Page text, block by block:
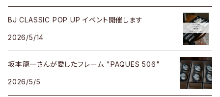
BJ CLASSIC POP UP イベント開催します
2026/5/14
坂本龍一さんが愛したフレーム "PAQUES 506"
2026/5/5